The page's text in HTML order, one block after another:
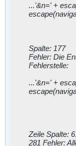
...'&n=' +
Spalte: 177
Fehler: Die
Fehlerstelle:
...'&n=' +
Zeile Spalte:
281 Fehler: